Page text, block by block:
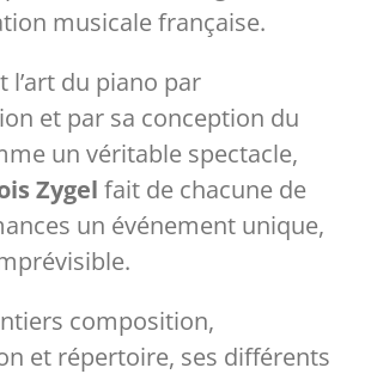
musicale française.
l’art du piano par
et par sa conception du
un véritable spectacle,
Zygel fait de chacune de
un événement unique,
composition,
et répertoire, ses différents